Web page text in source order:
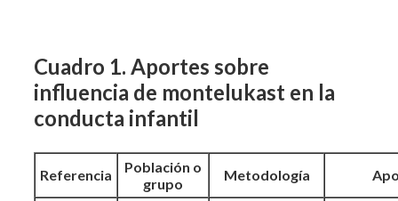
Cuadro 1. Aportes sobre
influencia de montelukast en la
conducta infantil
Referencia
Población o
grupo
Metodología